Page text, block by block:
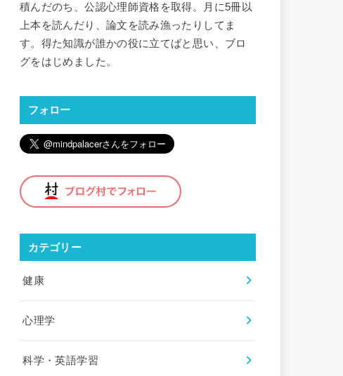
積んだのち、公認心理師資格を取得。月に5冊以
上本を読んだり、論文を読み漁ったりしてま
す。得た知識が誰かの役に立てばと思い、ブロ
グをはじめました。
フォロー
カテゴリー
健康
心理学
科学・英語学習